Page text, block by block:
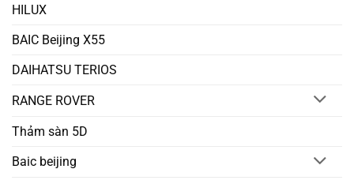
HILUX
BAIC Beijing X55
DAIHATSU TERIOS
RANGE ROVER
Thảm sàn 5D
Baic beijing